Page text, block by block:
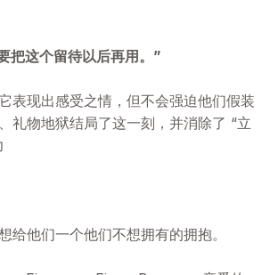
把这个留待以后再用。”
表现出感受之情，但不会强迫他们假装
礼物地狱结局了这一刻，并消除了 “立
给他们一个他们不想拥有的拥抱。